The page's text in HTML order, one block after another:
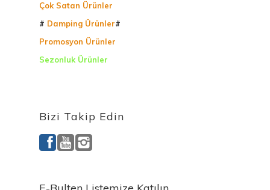
Çok Satan Ürünler
# Damping Ürünler#
Promosyon Ürünler
Sezonluk Ürünler
Bizi Takip Edin